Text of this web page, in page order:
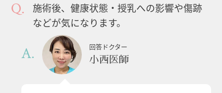
施術後、健康状態・授乳への影響や傷跡
などが気になります。
回答ドクター
小西医師